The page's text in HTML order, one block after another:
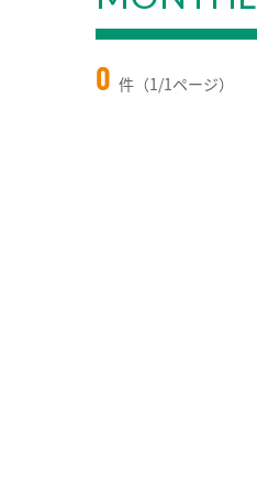
0 件（1/1ページ）